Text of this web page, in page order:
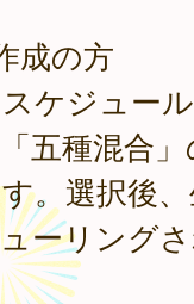
成の方
ケジュー
五種混合
。選択後
ーリング